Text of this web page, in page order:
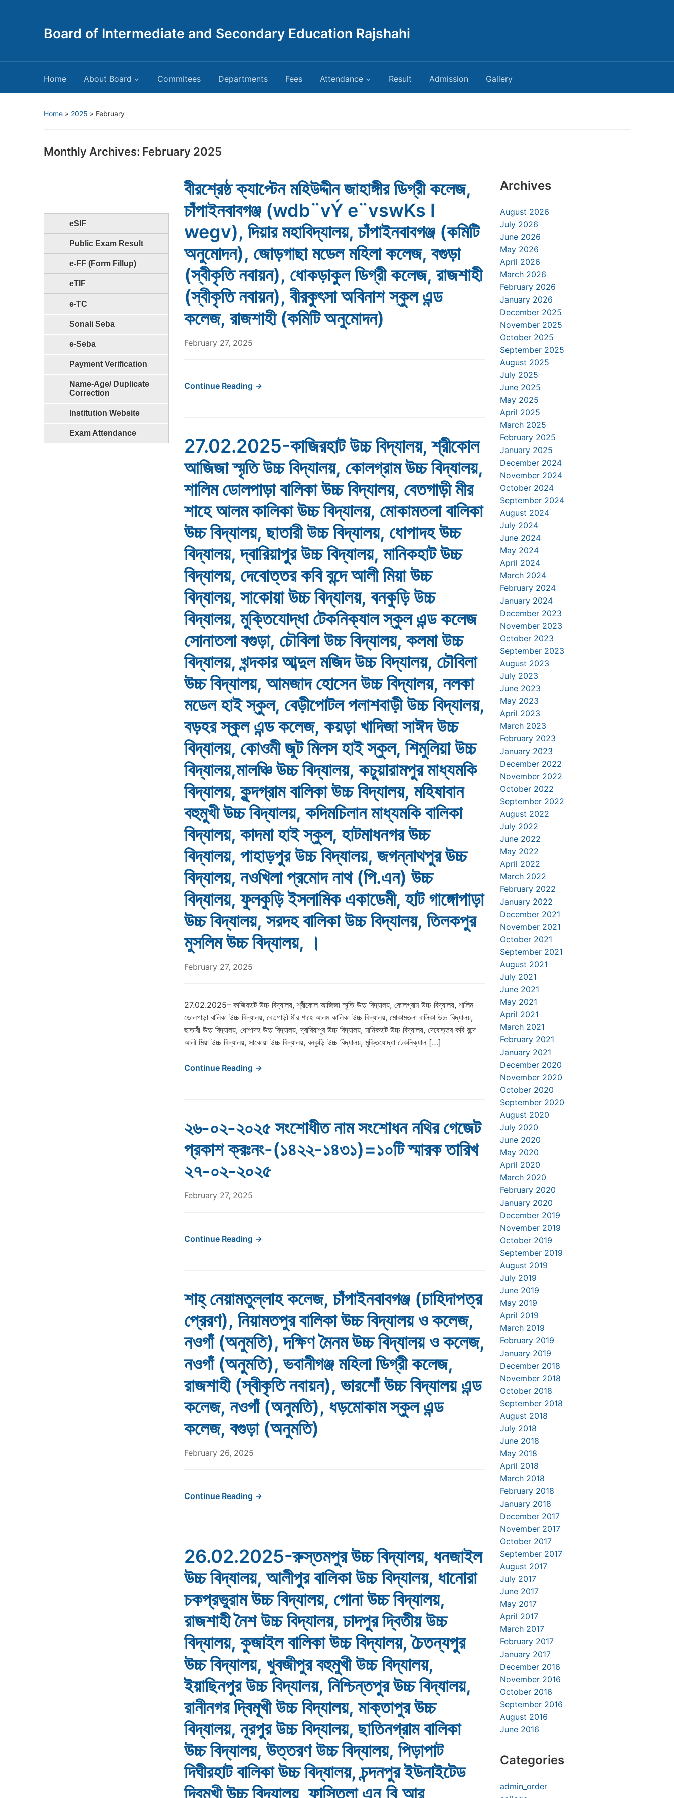
Board of Intermediate and Secondary Education Rajshahi
Home About Board Commitees Departments Fees Attendance Result Admission Gallery
Home » 2025 » February
Monthly Archives: February 2025
eSIF
Public Exam Result
e-FF (Form Fillup)
eTIF
e-TC
Sonali Seba
e-Seba
Payment Verification
Name-Age/ Duplicate
Correction
Institution Website
Exam Attendance
বীরশ্রেষ্ঠ ক্যাপ্টেন মহিউদ্দীন জাহাঙ্গীর ডিগ্রী কলেজ,
চাঁপাইনবাবগঞ্জ (wdb¨vÝ e¨vswKs I
wegv), দিয়ার মহাবিদ্যালয়, চাঁপাইনবাবগঞ্জ (কমিটি
অনুমোদন), জোড়গাছা মডেল মহিলা কলেজ, বগুড়া
(স্বীকৃতি নবায়ন), ধোকড়াকুল ডিগ্রী কলেজ, রাজশাহী
(স্বীকৃতি নবায়ন), বীরকুৎসা অবিনাশ স্কুল এন্ড
কলেজ, রাজশাহী (কমিটি অনুমোদন)
February 27, 2025
Continue Reading →
27.02.2025-কাজিরহাট উচ্চ বিদ্যালয়, শ্রীকোল
আজিজা স্মৃতি উচ্চ বিদ্যালয়, কোলগ্রাম উচ্চ বিদ্যালয়,
শালিম ডোলপাড়া বালিকা উচ্চ বিদ্যালয়, বেতগাড়ী মীর
শাহে আলম কালিকা উচ্চ বিদ্যালয়, মোকামতলা বালিকা
উচ্চ বিদ্যালয়, ছাতারী উচ্চ বিদ্যালয়, ধোপাদহ উচ্চ
বিদ্যালয়, দ্বারিয়াপুর উচ্চ বিদ্যালয়, মানিকহাট উচ্চ
বিদ্যালয়, দেবোত্তর কবি বন্দে আলী মিয়া উচ্চ
বিদ্যালয়, সাকোয়া উচ্চ বিদ্যালয়, বনকুড়ি উচ্চ
বিদ্যালয়, মুক্তিযোদ্ধা টেকনিক্যাল স্কুল এন্ড কলেজ
সোনাতলা বগুড়া, চৌবিলা উচ্চ বিদ্যালয়, কলমা উচ্চ
বিদ্যালয়, খন্দকার আব্দুল মজিদ উচ্চ বিদ্যালয়, চৌবিলা
উচ্চ বিদ্যালয়, আমজাদ হোসেন উচ্চ বিদ্যালয়, নলকা
মডেল হাই স্কুল, বেড়ীপোটল পলাশবাড়ী উচ্চ বিদ্যালয়,
বড়হর স্কুল এন্ড কলেজ, কয়ড়া খাদিজা সাঈদ উচ্চ
বিদ্যালয়, কোওমী জুট মিলস হাই স্কুল, শিমুলিয়া উচ্চ
বিদ্যালয়,মালঞ্চি উচ্চ বিদ্যালয়, কচুয়ারামপুর মাধ্যমকি
বিদ্যালয়, কুন্দগ্রাম বালিকা উচ্চ বিদ্যালয়, মহিষাবান
বহুমুখী উচ্চ বিদ্যালয়, কদিমচিলান মাধ্যমকি বালিকা
বিদ্যালয়, কাদমা হাই স্কুল, হাটমাধনগর উচ্চ
বিদ্যালয়, পাহাড়পুর উচ্চ বিদ্যালয়, জগন্নাথপুর উচ্চ
বিদ্যালয়, নওখিলা প্রমোদ নাথ (পি.এন) উচ্চ
বিদ্যালয়, ফুলকুড়ি ইসলামিক একাডেমী, হাট গাঙ্গোপাড়া
উচ্চ বিদ্যালয়, সরদহ বালিকা উচ্চ বিদ্যালয়, তিলকপুর
মুসলিম উচ্চ বিদ্যালয়, ।
February 27, 2025
27.02.2025– কাজিরহাট উচ্চ বিদ্যালয়, শ্রীকোল আজিজা স্মৃতি উচ্চ বিদ্যালয়, কোলগ্রাম উচ্চ বিদ্যালয়, শালিম
ডোলপাড়া বালিকা উচ্চ বিদ্যালয়, বেতগাড়ী মীর শাহে আলম কালিকা উচ্চ বিদ্যালয়, মোকামতলা বালিকা উচ্চ বিদ্যালয়,
ছাতারী উচ্চ বিদ্যালয়, ধোপাদহ উচ্চ বিদ্যালয়, দ্বারিয়াপুর উচ্চ বিদ্যালয়, মানিকহাট উচ্চ বিদ্যালয়, দেবোত্তর কবি বন্দে
আলী মিয়া উচ্চ বিদ্যালয়, সাকোয়া উচ্চ বিদ্যালয়, বনকুড়ি উচ্চ বিদ্যালয়, মুক্তিযোদ্ধা টেকনিক্যাল […]
Continue Reading →
২৬-০২-২০২৫ সংশোধীত নাম সংশোধন নথির গেজেট
প্রকাশ ক্রঃনং-(১৪২২-১৪৩১)=১০টি স্মারক তারিখ
২৭-০২-২০২৫
February 27, 2025
Continue Reading →
শাহ্ নেয়ামতুল্লাহ কলেজ, চাঁপাইনবাবগঞ্জ (চাহিদাপত্র
প্রেরণ), নিয়ামতপুর বালিকা উচ্চ বিদ্যালয় ও কলেজ,
নওগাঁ (অনুমতি), দক্ষিণ মৈনম উচ্চ বিদ্যালয় ও কলেজ,
নওগাঁ (অনুমতি), ভবানীগঞ্জ মহিলা ডিগ্রী কলেজ,
রাজশাহী (স্বীকৃতি নবায়ন), ভারশোঁ উচ্চ বিদ্যালয় এন্ড
কলেজ, নওগাঁ (অনুমতি), ধড়মোকাম স্কুল এন্ড
কলেজ, বগুড়া (অনুমতি)
February 26, 2025
Continue Reading →
26.02.2025-রুস্তমপুর উচ্চ বিদ্যালয়, ধনজাইল
উচ্চ বিদ্যালয়, আলীপুর বালিকা উচ্চ বিদ্যালয়, ধানোরা
চকপ্রভুরাম উচ্চ বিদ্যালয়, গোনা উচ্চ বিদ্যালয়,
রাজশাহী নৈশ উচ্চ বিদ্যালয়, চাদপুর দ্বিতীয় উচ্চ
বিদ্যালয়, কুজাইল বালিকা উচ্চ বিদ্যালয়, চৈতন্যপুর
উচ্চ বিদ্যালয়, খুবজীপুর বহুমুখী উচ্চ বিদ্যালয়,
ইয়াছিনপুর উচ্চ বিদ্যালয়, নিশ্চিন্তপুর উচ্চ বিদ্যালয়,
রানীনগর দ্বিমূখী উচ্চ বিদ্যালয়, মাক্তাপুর উচ্চ
বিদ্যালয়, নূরপুর উচ্চ বিদ্যালয়, ছাতিনগ্রাম বালিকা
উচ্চ বিদ্যালয়, উত্তরণ উচ্চ বিদ্যালয়, পিড়াপাট
দিঘীরহাট বালিকা উচ্চ বিদ্যালয়, চন্দনপুর ইউনাইটেড
দ্বিমুখী উচ্চ বিদ্যালয়, ফাসিতলা এন,বি,আর
Archives
August 2026
July 2026
June 2026
May 2026
April 2026
March 2026
February 2026
January 2026
December 2025
November 2025
October 2025
September 2025
August 2025
July 2025
June 2025
May 2025
April 2025
March 2025
February 2025
January 2025
December 2024
November 2024
October 2024
September 2024
August 2024
July 2024
June 2024
May 2024
April 2024
March 2024
February 2024
January 2024
December 2023
November 2023
October 2023
September 2023
August 2023
July 2023
June 2023
May 2023
April 2023
March 2023
February 2023
January 2023
December 2022
November 2022
October 2022
September 2022
August 2022
July 2022
June 2022
May 2022
April 2022
March 2022
February 2022
January 2022
December 2021
November 2021
October 2021
September 2021
August 2021
July 2021
June 2021
May 2021
April 2021
March 2021
February 2021
January 2021
December 2020
November 2020
October 2020
September 2020
August 2020
July 2020
June 2020
May 2020
April 2020
March 2020
February 2020
January 2020
December 2019
November 2019
October 2019
September 2019
August 2019
July 2019
June 2019
May 2019
April 2019
March 2019
February 2019
January 2019
December 2018
November 2018
October 2018
September 2018
August 2018
July 2018
June 2018
May 2018
April 2018
March 2018
February 2018
January 2018
December 2017
November 2017
October 2017
September 2017
August 2017
July 2017
June 2017
May 2017
April 2017
March 2017
February 2017
January 2017
December 2016
November 2016
October 2016
September 2016
August 2016
June 2016
Categories
admin_order